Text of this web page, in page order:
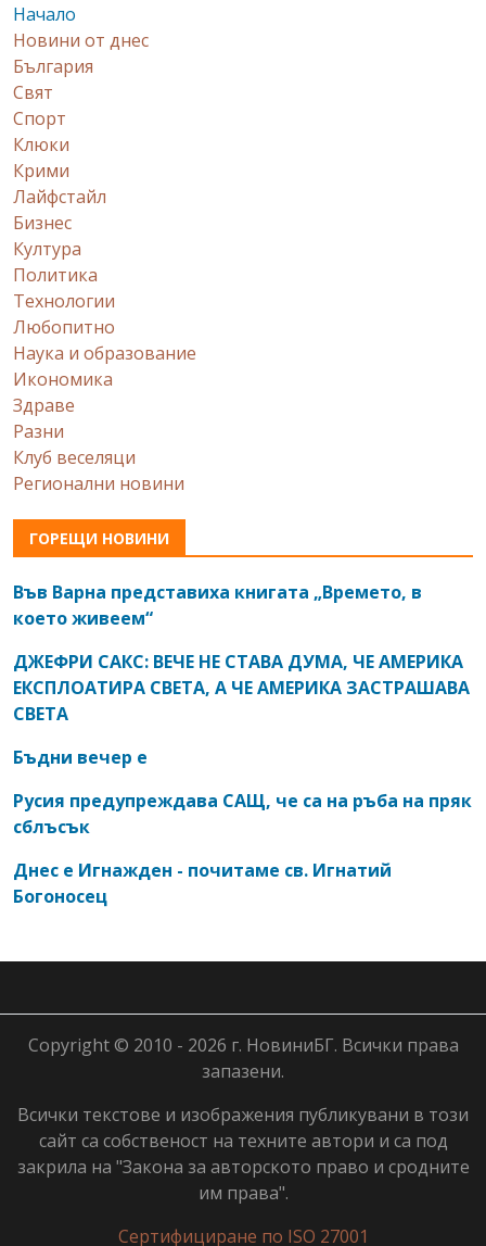
Начало
Новини от днес
България
Свят
Спорт
Клюки
Крими
Лайфстайл
Бизнес
Култура
Политика
Технологии
Любопитно
Наука и образование
Икономика
Здраве
Разни
Клуб веселяци
Регионални новини
ГОРЕЩИ НОВИНИ
Във Варна представиха книгата „Времето, в
което живеем“
ДЖЕФРИ САКС: ВЕЧЕ НЕ СТАВА ДУМА, ЧЕ АМЕРИКА
ЕКСПЛОАТИРА СВЕТА, А ЧЕ АМЕРИКА ЗАСТРАШАВА
СВЕТА
Бъдни вечер е
Русия предупреждава САЩ, че са на ръба на пряк
сблъсък
Днес е Игнажден - почитаме св. Игнатий
Богоносец
Copyright © 2010 - 2026 г. НовиниБГ. Всички права
запазени.
Всички текстове и изображения публикувани в този
сайт са собственост на техните автори и са под
закрила на "Закона за авторското право и сродните
им права".
Сертифициране по ISO 27001